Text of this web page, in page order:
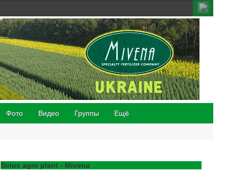
Фото Видео Группы Ещё
Sirius agro plant - Mivena